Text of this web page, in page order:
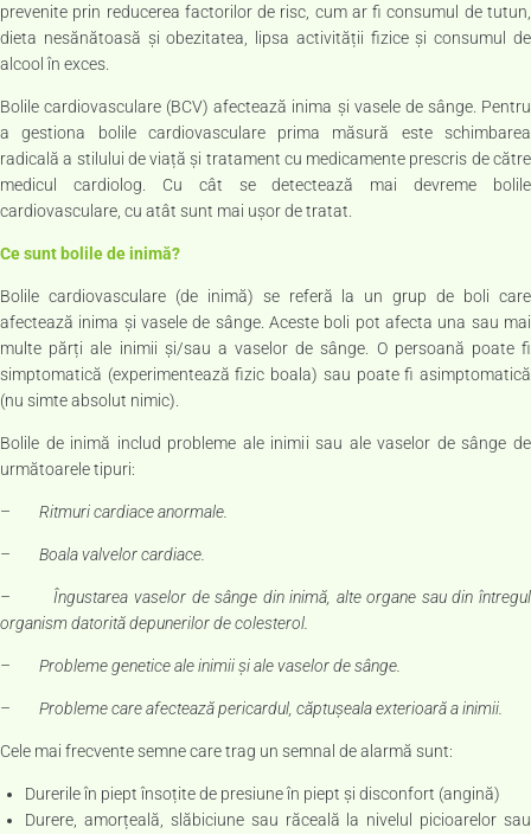
prevenite prin reducerea factorilor de risc, cum ar fi consumul de tutun,
dieta nesănătoasă și obezitatea, lipsa activității fizice și consumul de
alcool în exces.
Bolile cardiovasculare (BCV) afectează inima și vasele de sânge. Pentru
a gestiona bolile cardiovasculare prima măsură este schimbarea
radicală a stilului de viață și tratament cu medicamente prescris de către
medicul cardiolog. Cu cât se detectează mai devreme bolile
cardiovasculare, cu atât sunt mai ușor de tratat.
Ce sunt bolile de inimă?
Bolile cardiovasculare (de inimă) se referă la un grup de boli care
afectează inima și vasele de sânge. Aceste boli pot afecta una sau mai
multe părți ale inimii și/sau a vaselor de sânge. O persoană poate fi
simptomatică (experimentează fizic boala) sau poate fi asimptomatică
(nu simte absolut nimic).
Bolile de inimă includ probleme ale inimii sau ale vaselor de sânge de
următoarele tipuri:
– Ritmuri cardiace anormale.
– Boala valvelor cardiace.
– Îngustarea vaselor de sânge din inimă, alte organe sau din întregul
organism datorită depunerilor de colesterol.
– Probleme genetice ale inimii și ale vaselor de sânge.
– Probleme care afectează pericardul, căptușeala exterioară a inimii.
Cele mai frecvente semne care trag un semnal de alarmă sunt:
Durerile în piept însoțite de presiune în piept și disconfort (angină)
Durere, amorțeală, slăbiciune sau răceală la nivelul picioarelor sau